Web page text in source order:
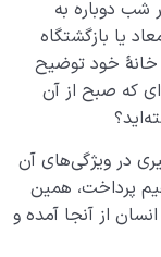
0/18
شب دوباره به
یا بازگشتگاه
خانۀ خود توضیح
که صبح از آن
در ویژگی‌های آن
پرداخت، همین
از آنجا آمده و